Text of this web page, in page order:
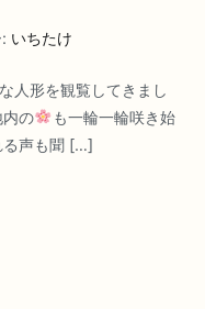
いちたけ
人形を観覧してきまし
の
も一輪一輪咲き始
る声も聞 […]